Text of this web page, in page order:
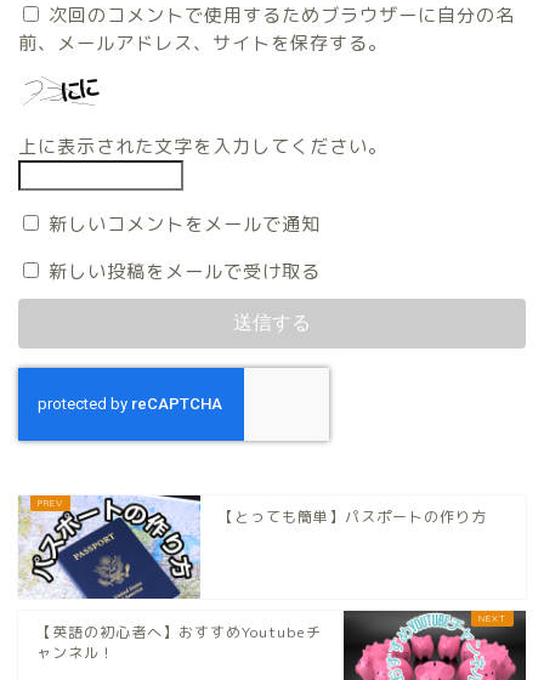
次回のコメントで使用するためブラウザーに自分の名
前、メールアドレス、サイトを保存する。
上に表示された文字を入力してください。
新しいコメントをメールで通知
新しい投稿をメールで受け取る
【とっても簡単】パスポートの作り方
【英語の初心者へ】おすすめYoutubeチ
ャンネル！